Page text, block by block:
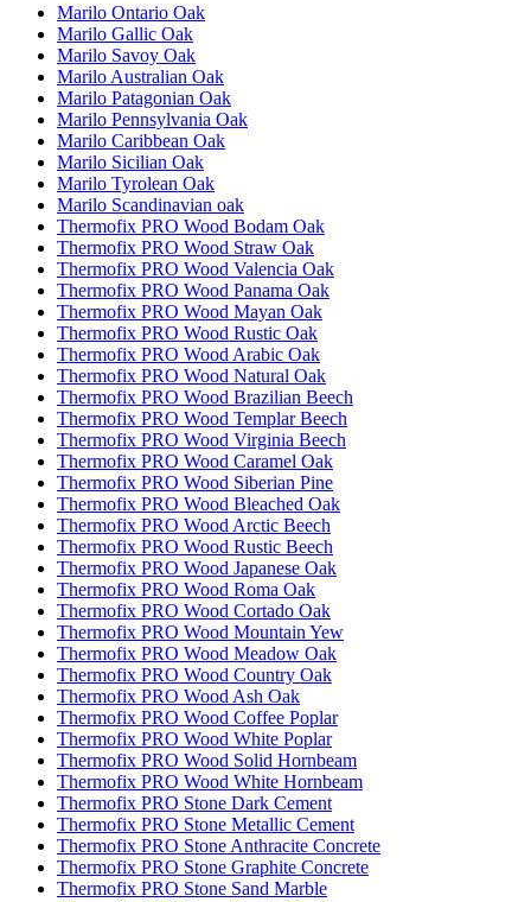
Marilo Ontario Oak
Marilo Gallic Oak
Marilo Savoy Oak
Marilo Australian Oak
Marilo Patagonian Oak
Marilo Pennsylvania Oak
Marilo Caribbean Oak
Marilo Sicilian Oak
Marilo Tyrolean Oak
Marilo Scandinavian oak
Thermofix PRO Wood Bodam Oak
Thermofix PRO Wood Straw Oak
Thermofix PRO Wood Valencia Oak
Thermofix PRO Wood Panama Oak
Thermofix PRO Wood Mayan Oak
Thermofix PRO Wood Rustic Oak
Thermofix PRO Wood Arabic Oak
Thermofix PRO Wood Natural Oak
Thermofix PRO Wood Brazilian Beech
Thermofix PRO Wood Templar Beech
Thermofix PRO Wood Virginia Beech
Thermofix PRO Wood Caramel Oak
Thermofix PRO Wood Siberian Pine
Thermofix PRO Wood Bleached Oak
Thermofix PRO Wood Arctic Beech
Thermofix PRO Wood Rustic Beech
Thermofix PRO Wood Japanese Oak
Thermofix PRO Wood Roma Oak
Thermofix PRO Wood Cortado Oak
Thermofix PRO Wood Mountain Yew
Thermofix PRO Wood Meadow Oak
Thermofix PRO Wood Country Oak
Thermofix PRO Wood Ash Oak
Thermofix PRO Wood Coffee Poplar
Thermofix PRO Wood White Poplar
Thermofix PRO Wood Solid Hornbeam
Thermofix PRO Wood White Hornbeam
Thermofix PRO Stone Dark Cement
Thermofix PRO Stone Metallic Cement
Thermofix PRO Stone Anthracite Concrete
Thermofix PRO Stone Graphite Concrete
Thermofix PRO Stone Sand Marble